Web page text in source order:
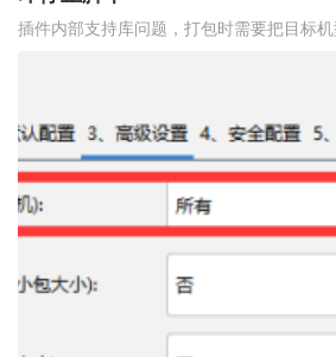
插件内部支持库问题，打包时需要把目标